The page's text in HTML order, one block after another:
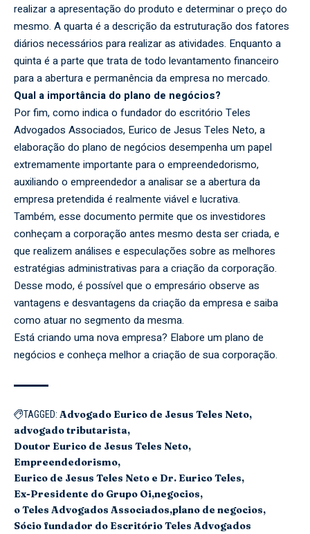
realizar a apresentação do produto e determinar o preço do
mesmo. A quarta é a descrição da estruturação dos fatores
diários necessários para realizar as atividades. Enquanto a
quinta é a parte que trata de todo levantamento financeiro
para a abertura e permanência da empresa no mercado.
Qual a importância do plano de negócios?
Por fim, como indica o fundador do escritório Teles
Advogados Associados, Eurico de Jesus Teles Neto, a
elaboração do plano de negócios desempenha um papel
extremamente importante para o empreendedorismo,
auxiliando o empreendedor a analisar se a abertura da
empresa pretendida é realmente viável e lucrativa.
Também, esse documento permite que os investidores
conheçam a corporação antes mesmo desta ser criada, e
que realizem análises e especulações sobre as melhores
estratégias administrativas para a criação da corporação.
Desse modo, é possível que o empresário observe as
vantagens e desvantagens da criação da empresa e saiba
como atuar no segmento da mesma.
Está criando uma nova empresa? Elabore um plano de
negócios e conheça melhor a criação de sua corporação.
TAGGED: Advogado Eurico de Jesus Teles Neto
advogado tributarista
Doutor Eurico de Jesus Teles Neto
Empreendedorismo
Eurico de Jesus Teles Neto e Dr. Eurico Teles
Ex-Presidente do Grupo Oi negocios
o Teles Advogados Associados plano de negocios
Sócio fundador do Escritório Teles Advogados